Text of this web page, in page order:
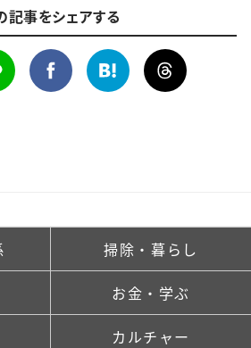
記事をシェアする
掃除・暮らし
お金・学ぶ
カルチャー